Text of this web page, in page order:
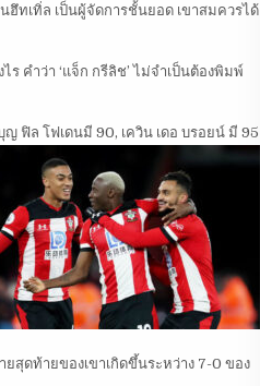
ทเทิ่ล เป็นผู้จัดการชั้นยอด เขาสมควรได้
คำว่า ‘แจ็ก กรีลิช’ ไม่จำเป็นต้องพิมพ์
ฟิล โฟเดนมี 90, เควิน เดอ บรอยน์ มี 95
สุดท้ายของเขาเกิดขึ้นระหว่าง 7-0 ของ